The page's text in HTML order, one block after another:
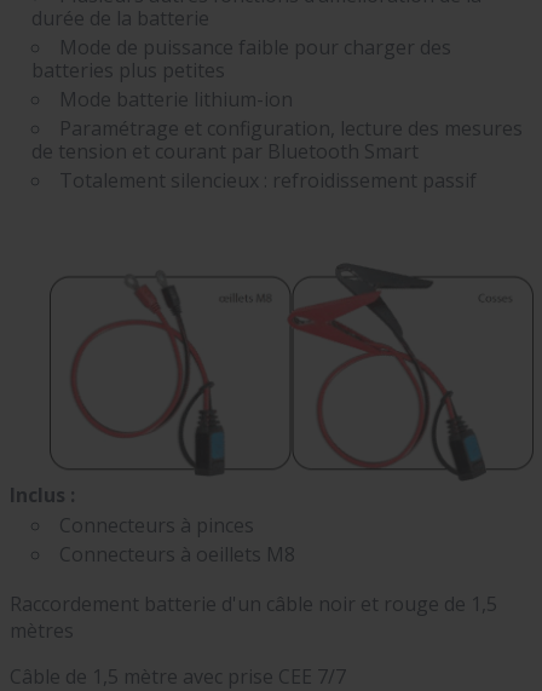
durée de la batterie
Mode de puissance faible pour charger des
batteries plus petites
Mode batterie lithium-ion
Paramétrage et configuration, lecture des mesures
de tension et courant par Bluetooth Smart
Totalement silencieux : refroidissement passif
Inclus :
Connecteurs à pinces
Connecteurs à oeillets M8
Raccordement batterie d'un câble noir et rouge de 1,5
mètres
Câble de 1,5 mètre avec prise CEE 7/7